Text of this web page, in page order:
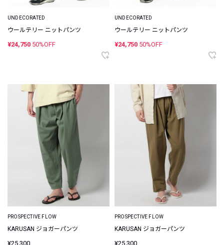
UNDECORATED
ウールテリー ニットパンツ
¥24,750 50%OFF
UNDECORATED
ウールテリー ニットパンツ
¥24,750 50%OFF
PROSPECTIVE FLOW
KARUSAN ジョガーパンツ
¥25,300
PROSPECTIVE FLOW
KARUSAN ジョガーパンツ
¥25,300